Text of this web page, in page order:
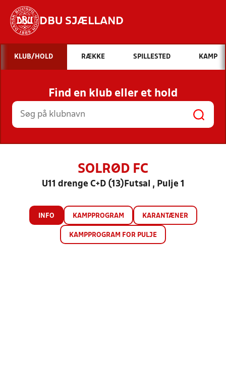
DBU SJÆLLAND
Hvad vil du søge efter?
INDHOLD OG NYHEDER
STILLINGER, RESULTATER, KLUBBER OG
HOLD
KLUB/HOLD RÆKKE SPILLESTED KAMP
Find en klub eller et hold
SOLRØD FC
U11 drenge C+D (13)Futsal , Pulje 1
INFO KAMPPROGRAM KARANTÆNER
KAMPPROGRAM FOR PULJE